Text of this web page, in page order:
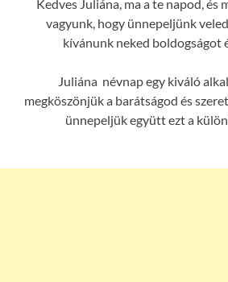
Kedves Juliána, ma a te napod,
vagyunk, hogy ünnepeljünk
kívánunk neked boldogságot
Juliána névnap egy kiváló
megköszönjük a barátságod és
ünnepeljük együtt ezt a